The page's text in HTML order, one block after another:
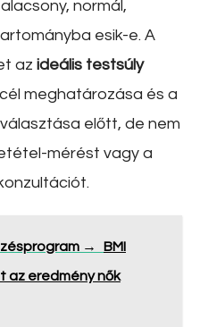
normál,
esik-e. A
az ideális testsúly
meghatározása és a
előtt, de nem
mérést vagy a
→ BMI
az eredmény nők